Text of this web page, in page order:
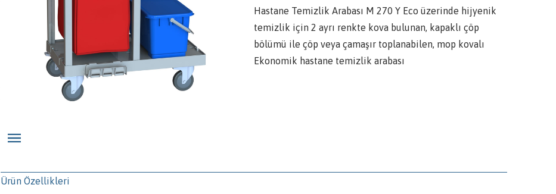
Hastane Temizlik Arabası M 270 Y Eco üzerinde hijyenik
temizlik için 2 ayrı renkte kova bulunan, kapaklı çöp
bölümü ile çöp veya çamaşır toplanabilen, mop kovalı
Ekonomik hastane temizlik arabası
Ürün Özellikleri